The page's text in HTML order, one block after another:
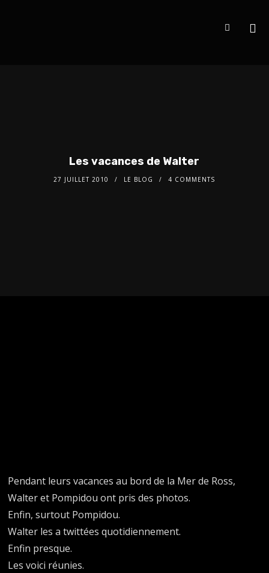
Les vacances de Walter
27 JUILLET 2010 LE BLOG 4 COMMENTS
Pendant leurs vacances au bord de la Mer de Ross,
Walter et Pompidou ont pris des photos.
Enfin, surtout Pompidou.
Walter les a twittées quotidiennement.
Enfin presque.
Les voici réunies.